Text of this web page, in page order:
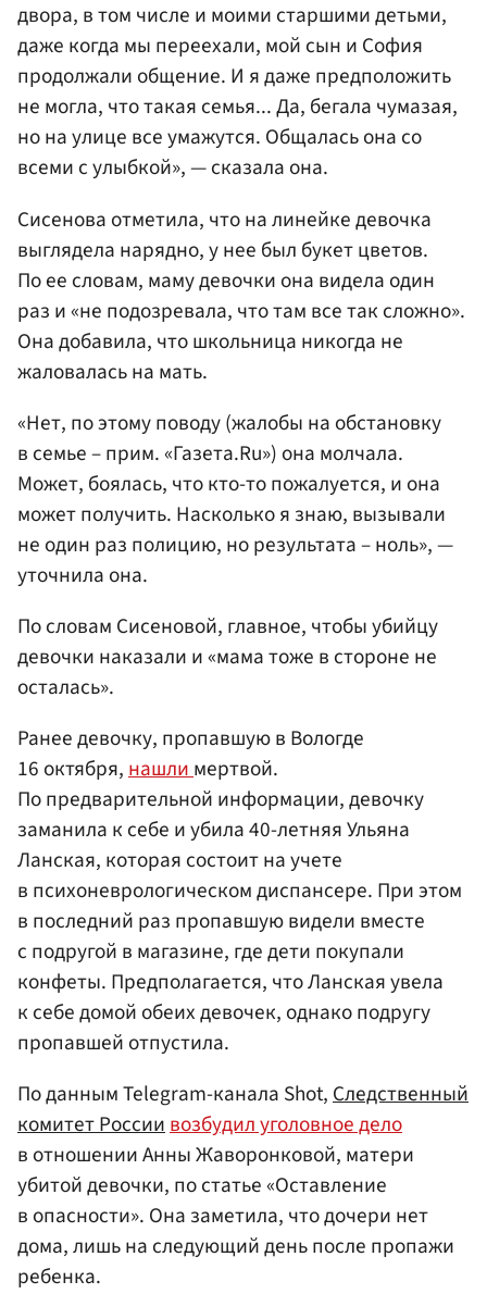
двора, в том числе и моими старшими детьми,
даже когда мы переехали, мой сын и София
продолжали общение. И я даже предположить
не могла, что такая семья... Да, бегала чумазая,
но на улице все умажутся. Общалась она со
всеми с улыбкой», — сказала она.
Сисенова отметила, что на линейке девочка
выглядела нарядно, у нее был букет цветов.
По ее словам, маму девочки она видела один
раз и «не подозревала, что там все так сложно».
Она добавила, что школьница никогда не
жаловалась на мать.
«Нет, по этому поводу (жалобы на обстановку
в семье – прим. «Газета.Ru») она молчала.
Может, боялась, что кто-то пожалуется, и она
может получить. Насколько я знаю, вызывали
не один раз полицию, но результата – ноль», —
уточнила она.
По словам Сисеновой, главное, чтобы убийцу
девочки наказали и «мама тоже в стороне не
осталась».
Ранее девочку, пропавшую в Вологде
16 октября,нашлимертвой.
По предварительной информации, девочку
заманила к себе и убила 40-летняя Ульяна
Ланская, которая состоит на учете
в психоневрологическом диспансере. При этом
в последний раз пропавшую видели вместе
с подругой в магазине, где дети покупали
конфеты. Предполагается, что Ланская увела
к себе домой обеих девочек, однако подругу
пропавшей отпустила.
По данным Telegram-канала Shot,Следственный
комитет Россиивозбудил уголовное дело
в отношении Анны Жаворонковой, матери
убитой девочки, по статье «Оставление
в опасности». Она заметила, что дочери нет
дома, лишь на следующий день после пропажи
ребенка.